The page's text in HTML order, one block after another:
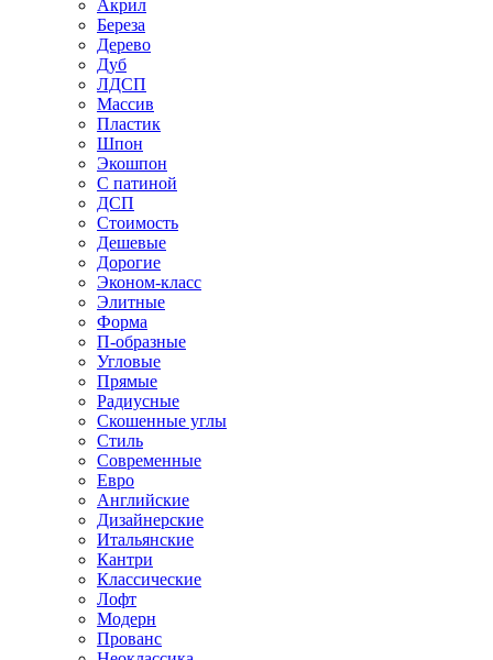
Акрил
Береза
Дерево
Дуб
ЛДСП
Массив
Пластик
Шпон
Экошпон
С патиной
ДСП
Стоимость
Дешевые
Дорогие
Эконом-класс
Элитные
Форма
П-образные
Угловые
Прямые
Радиусные
Скошенные углы
Стиль
Современные
Евро
Английские
Дизайнерские
Итальянские
Кантри
Классические
Лофт
Модерн
Прованс